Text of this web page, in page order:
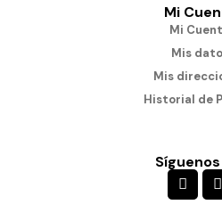
Mi
Mi
Mis
Mis
Historial de